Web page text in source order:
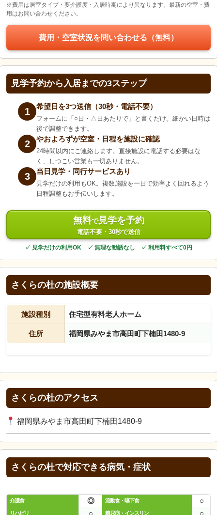
※費用は居室タイプ・要介護度・入居時期により異なります。最新の空室・費
用はお問い合わせください。
費用・空室状況を問い合わせる（無料）
見学予約から入居までの3ステップ
1 希望日を3つ送信（30秒・電話不要）
フォームに「○日・△日あたりで」と書くだけ。細かい日時は
後で調整できます。
2 やおよろずが空室・日程を施設に確認
24時間以内にご連絡します。直接施設に電話する必要はな
く、しつこい営業も一切ありません。
3 当日見学・同行サービスあり
見学だけの利用もOK。複数施設を一日で効率よく回れるよう
日程調整もお手伝いします。
無料で見学を予約
電話不要・30秒で送信
✓ 見学だけの利用OK ✓ 無理な勧誘なし ✓ 利用料すべて0円
さくらの杜の施設概要
施設種別 住宅型有料老人ホーム
住所 福岡県みやま市高田町下楠田1480-9
さくらの杜のアクセス
福岡県みやま市高田町下楠田1480-9
さくらの杜で対応できる病気・症状
介護食 ◎ 流動食・嚥下食 ○
リハビリ ○ 糖尿病・インスリン ○